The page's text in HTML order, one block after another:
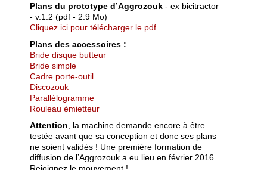
Plans du prototype d’Aggrozouk - ex bicitractor
- v.1.2 (pdf - 2.9 Mo)
Cliquez ici pour télécharger le pdf
Plans des accessoires :
Bride disque butteur
Bride simple
Cadre porte-outil
Discozouk
Parallélogramme
Rouleau émietteur
Attention , la machine demande encore à être
testée avant que sa conception et donc ses plans
ne soient validés ! Une première formation de
diffusion de l’Aggrozouk a eu lieu en février 2016.
Rejoignez le mouvement !